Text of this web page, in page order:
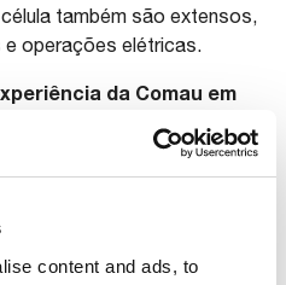
content and ads, to
também são extensos,
e operações elétricas.
da Comau em
a rigorosos testes de
e seu desempenho.
a automação eficaz da